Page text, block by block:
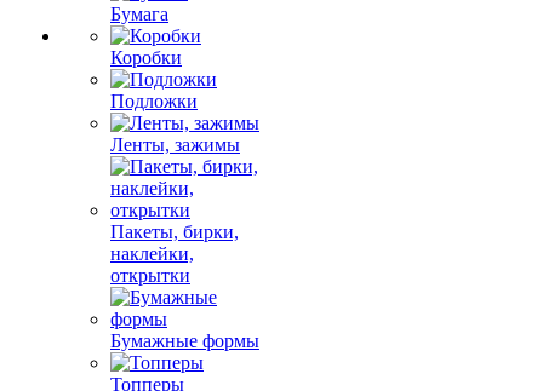
Бумага
Коробки
Подложки
Ленты, зажимы
Пакеты, бирки,
наклейки,
открытки
Бумажные формы
Топперы